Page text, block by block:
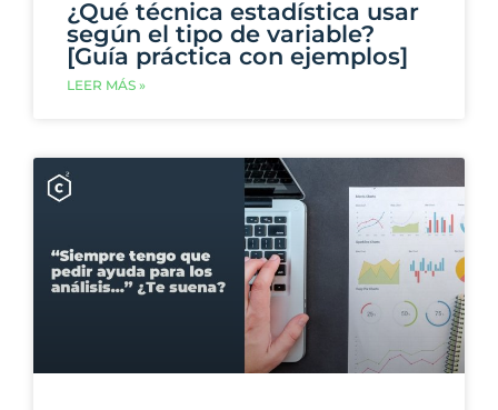
¿Qué técnica estadística usar
según el tipo de variable?
[Guía práctica con ejemplos]
LEER MÁS »